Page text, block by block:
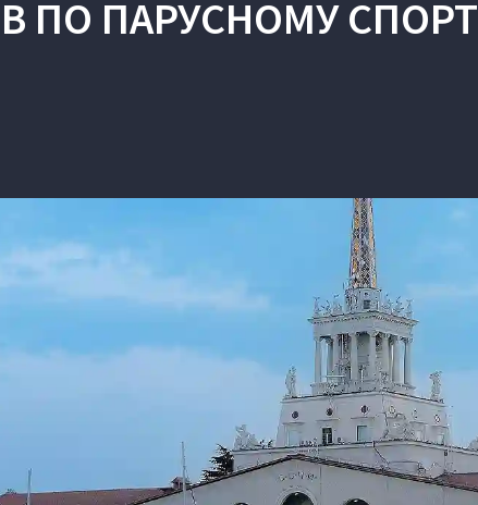
ПО ПАРУСНОМУ